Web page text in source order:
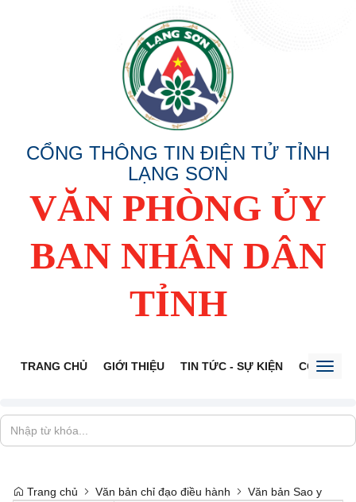
CỔNG THÔNG TIN ĐIỆN TỬ TỈNH
LẠNG SƠN
VĂN PHÒNG ỦY
BAN NHÂN DÂN
TỈNH
TRANG CHỦ GIỚI THIỆU TIN TỨC - SỰ KIỆN CỔNG
Trang chủ Văn bản chỉ đạo điều hành
Văn bản Sao y